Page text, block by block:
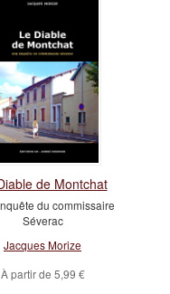
de Montchat
du commissaire
Séverac
Jacques Morize
À partir de 5,99 €